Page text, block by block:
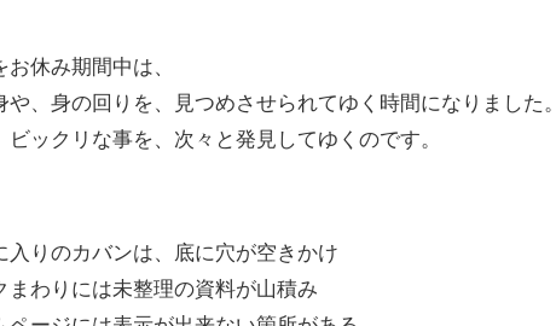
お休み期間中は、
や、身の回りを、見つめさせられてゆく時間になりました。
ビックリな事を、次々と発見してゆくのです。
入りのカバンは、底に穴が空きかけ
まわりには未整理の資料が山積み